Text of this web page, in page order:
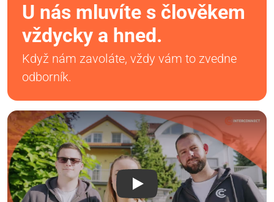
U nás mluvíte s člověkem
vždycky a hned.
Když nám zavoláte, vždy vám to zvedne
odborník.